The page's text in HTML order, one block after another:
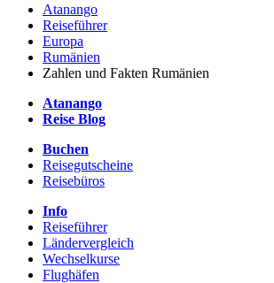
Atanango
Reiseführer
Europa
Rumänien
Zahlen und Fakten Rumänien
Atanango
Reise Blog
Buchen
Reisegutscheine
Reisebüros
Info
Reiseführer
Ländervergleich
Wechselkurse
Flughäfen